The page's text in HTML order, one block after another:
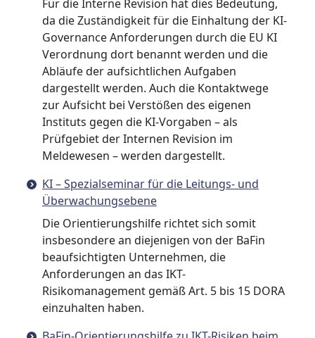
Für die Interne Revision hat dies Bedeutung,
da die Zuständigkeit für die Einhaltung der KI-
Governance Anforderungen durch die EU KI
Verordnung dort benannt werden und die
Abläufe der aufsichtlichen Aufgaben
dargestellt werden. Auch die Kontaktwege
zur Aufsicht bei Verstößen des eigenen
Instituts gegen die KI-Vorgaben – als
Prüfgebiet der Internen Revision im
Meldewesen – werden dargestellt.
KI – Spezialseminar für die Leitungs- und
Überwachungsebene
Die Orientierungshilfe richtet sich somit
insbesondere an diejenigen von der BaFin
beaufsichtigten Unternehmen, die
Anforderungen an das IKT-
Risikomanagement gemäß Art. 5 bis 15 DORA
einzuhalten haben.